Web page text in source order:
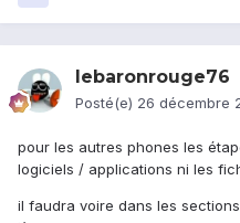
lebaronrouge76
Posté(e) 26 décembre
pour les autres phones les
logiciels / applications ni les
il faudra voire dans les